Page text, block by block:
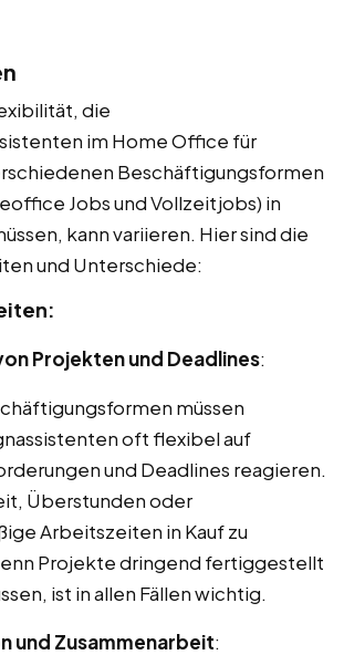
die
im Home Office für
Beschäftigungsformen
Jobs und Vollzeitjobs) in
kann variieren. Hier sind die
und Unterschiede:
Projekten und Deadlines:
müssen
oft flexibel auf
und Deadlines reagieren.
Überstunden oder
Arbeitszeiten in Kauf zu
Projekte dringend fertiggestellt
ist in allen Fällen wichtig.
und Zusammenarbeit: